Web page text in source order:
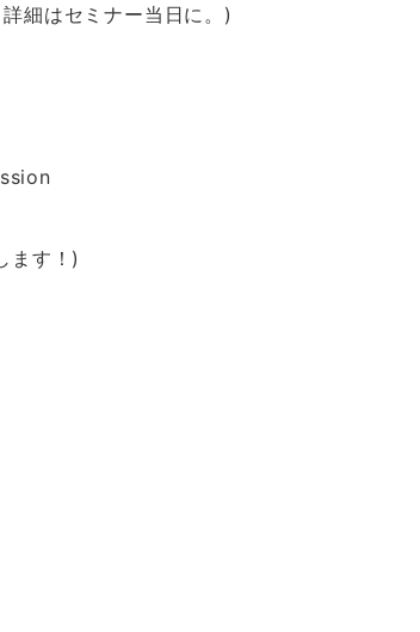
細はセミナー当日に。)
ます！)